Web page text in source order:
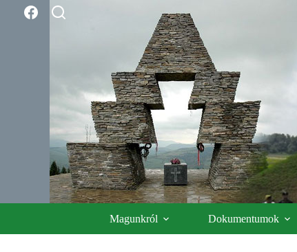
Magunkról Dokumentumok